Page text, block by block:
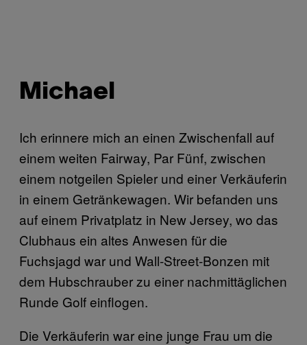
Michael
Ich erinnere mich an einen Zwischenfall auf
einem weiten Fairway, Par Fünf, zwischen
einem notgeilen Spieler und einer Verkäuferin
in einem Getränkewagen. Wir befanden uns
auf einem Privatplatz in New Jersey, wo das
Clubhaus ein altes Anwesen für die
Fuchsjagd war und Wall-Street-Bonzen mit
dem Hubschrauber zu einer nachmittäglichen
Runde Golf einflogen.
Die Verkäuferin war eine junge Frau um die